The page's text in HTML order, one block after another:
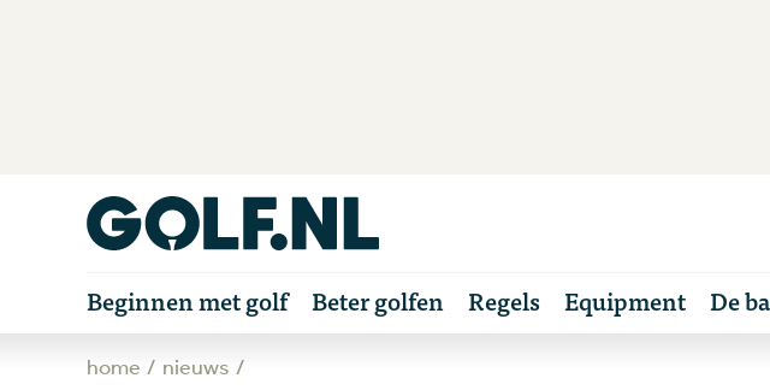
Beginnen met golf Beter golfen Regels Equipment De
home nieuws